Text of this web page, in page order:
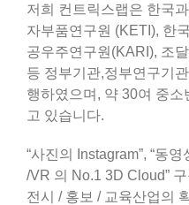
저희 컨트릭스랩은 한국
자부품연구원 (KETI), 한
공우주연구원(KARI), 조
등 정부기관,정부연구기
행하였으며, 약 30여 중
고 있습니다.
“사진의 Instagram”, “동
/VR 의 No.1 3D Cloud”
전시 / 홍보 / 교육산업의